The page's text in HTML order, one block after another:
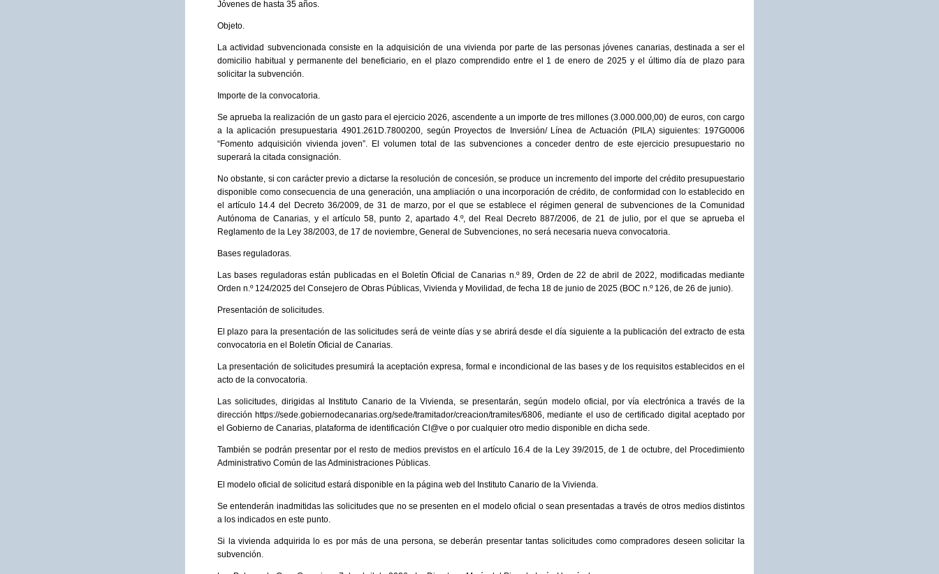
Jóvenes de hasta 35 años.
Objeto.
La actividad subvencionada consiste en la adquisición de una vivienda por parte de las personas jóvenes canarias, destinada a ser el
domicilio habitual y permanente del beneficiario, en el plazo comprendido entre el 1 de enero de 2025 y el último día de plazo para
solicitar la subvención.
Importe de la convocatoria.
Se aprueba la realización de un gasto para el ejercicio 2026, ascendente a un importe de tres millones (3.000.000,00) de euros, con cargo
a la aplicación presupuestaria 4901.261D.7800200, según Proyectos de Inversión/ Línea de Actuación (PILA) siguientes: 197G0006
“Fomento adquisición vivienda joven”. El volumen total de las subvenciones a conceder dentro de este ejercicio presupuestario no
superará la citada consignación.
No obstante, si con carácter previo a dictarse la resolución de concesión, se produce un incremento del importe del crédito presupuestario
disponible como consecuencia de una generación, una ampliación o una incorporación de crédito, de conformidad con lo establecido en
el artículo 14.4 del Decreto 36/2009, de 31 de marzo, por el que se establece el régimen general de subvenciones de la Comunidad
Autónoma de Canarias, y el artículo 58, punto 2, apartado 4.º, del Real Decreto 887/2006, de 21 de julio, por el que se aprueba el
Reglamento de la Ley 38/2003, de 17 de noviembre, General de Subvenciones, no será necesaria nueva convocatoria.
Bases reguladoras.
Las bases reguladoras están publicadas en el Boletín Oficial de Canarias n.º 89, Orden de 22 de abril de 2022, modificadas mediante
Orden n.º 124/2025 del Consejero de Obras Públicas, Vivienda y Movilidad, de fecha 18 de junio de 2025 (BOC n.º 126, de 26 de junio).
Presentación de solicitudes.
El plazo para la presentación de las solicitudes será de veinte días y se abrirá desde el día siguiente a la publicación del extracto de esta
convocatoria en el Boletín Oficial de Canarias.
La presentación de solicitudes presumirá la aceptación expresa, formal e incondicional de las bases y de los requisitos establecidos en el
acto de la convocatoria.
Las solicitudes, dirigidas al Instituto Canario de la Vivienda, se presentarán, según modelo oficial, por vía electrónica a través de la
dirección https://sede.gobiernodecanarias.org/sede/tramitador/creacion/tramites/6806, mediante el uso de certificado digital aceptado por
el Gobierno de Canarias, plataforma de identificación Cl@ve o por cualquier otro medio disponible en dicha sede.
También se podrán presentar por el resto de medios previstos en el artículo 16.4 de la Ley 39/2015, de 1 de octubre, del Procedimiento
Administrativo Común de las Administraciones Públicas.
El modelo oficial de solicitud estará disponible en la página web del Instituto Canario de la Vivienda.
Se entenderán inadmitidas las solicitudes que no se presenten en el modelo oficial o sean presentadas a través de otros medios distintos
a los indicados en este punto.
Si la vivienda adquirida lo es por más de una persona, se deberán presentar tantas solicitudes como compradores deseen solicitar la
subvención.